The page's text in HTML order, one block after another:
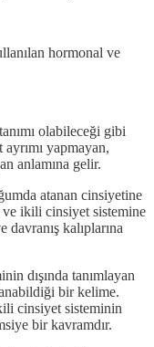
hormonal ve
olabileceği gibi
yapmayan,
anlamına gelir.
atanan cinsiyetine
ve ikili cinsiyet sistemine
kalıplarına
dışında tanımlayan
bir kelime.
cinsiyet sisteminin
bir kavramdır.